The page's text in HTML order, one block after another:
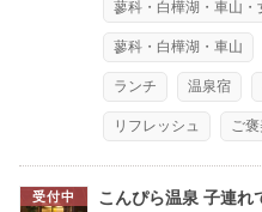
蓼科・白樺湖・車山・
蓼科・白樺湖・車山
ランチ 温泉宿
リフレッシュ ご
受付中
こんぴら温泉 子連れ